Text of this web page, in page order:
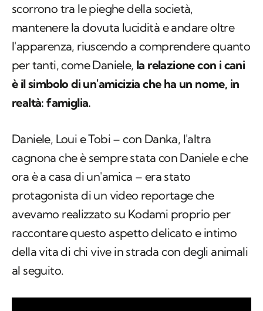
scorrono tra le pieghe della società,
mantenere la dovuta lucidità e andare oltre
l'apparenza, riuscendo a comprendere quanto
per tanti, come Daniele, la relazione con i cani
è il simbolo di un'amicizia che ha un nome, in
realtà: famiglia.
Daniele, Loui e Tobi – con Danka, l'altra
cagnona che è sempre stata con Daniele e che
ora è a casa di un'amica – era stato
protagonista di un video reportage che
avevamo realizzato su Kodami proprio per
raccontare questo aspetto delicato e intimo
della vita di chi vive in strada con degli animali
al seguito.